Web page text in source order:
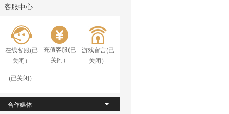
客服中心
在线客服(已
关闭）
充值客服(已
关闭）
游戏留言(已
关闭）
(已关闭）
合作媒体